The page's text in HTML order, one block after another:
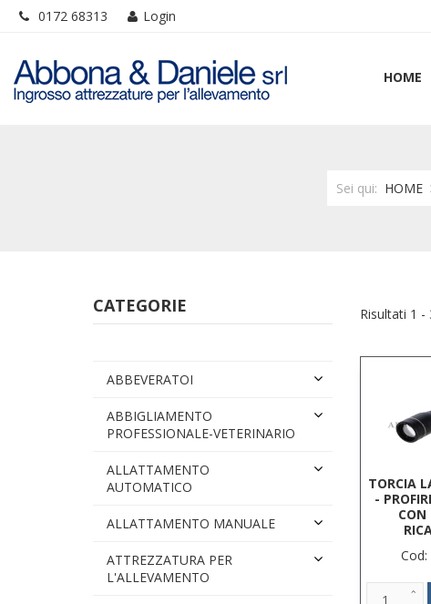
0172 68313 Login
HOME
Sei qui: HOME
CATEGORIE
ABBEVERATOI
ABBIGLIAMENTO
PROFESSIONALE-VETERINARIO
ALLATTAMENTO
AUTOMATICO
ALLATTAMENTO MANUALE
ATTREZZATURA PER
L'ALLEVAMENTO
Risultati 1 -
TORCIA
-
CON
Cod: